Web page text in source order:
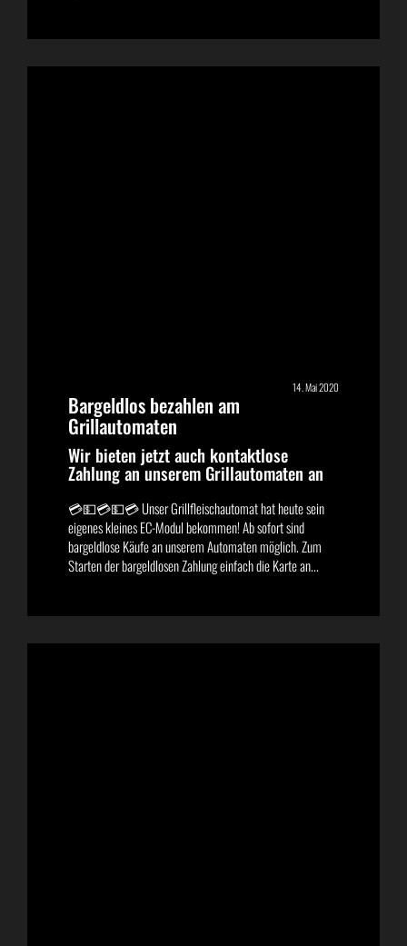
14. Mai 2020
Bargeldlos bezahlen am
Grillautomaten
Wir bieten jetzt auch kontaktlose
Zahlung an unserem Grillautomaten an
💳💵💳💵💳 Unser Grillfleischautomat hat heute sein
eigenes kleines EC-Modul bekommen! Ab sofort sind
bargeldlose Käufe an unserem Automaten möglich. Zum
Starten der bargeldlosen Zahlung einfach die Karte an...